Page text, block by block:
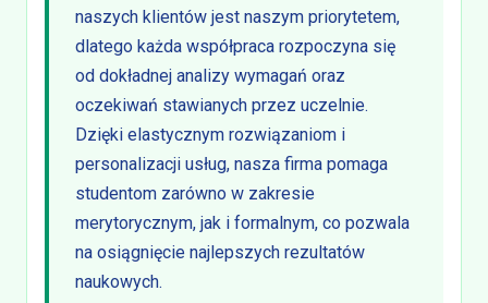
naszych klientów jest naszym priorytetem,
dlatego każda współpraca rozpoczyna się
od dokładnej analizy wymagań oraz
oczekiwań stawianych przez uczelnie.
Dzięki elastycznym rozwiązaniom i
personalizacji usług, nasza firma pomaga
studentom zarówno w zakresie
merytorycznym, jak i formalnym, co pozwala
na osiągnięcie najlepszych rezultatów
naukowych.